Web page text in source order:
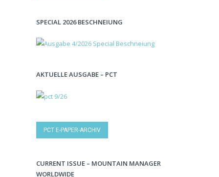
SPECIAL 2026 BESCHNEIUNG
AKTUELLE AUSGABE – PCT
PCT E-PAPER-ARCHIV
CURRENT ISSUE – MOUNTAIN MANAGER
WORLDWIDE